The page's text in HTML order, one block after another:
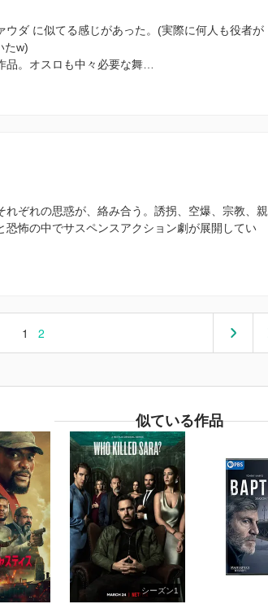
ダ に似てる感じがあった。(実際に何人も役者が
たw)
品。オスロも中々必要な舞…
れぞれの思惑が、絡み合う。誘拐、空爆、宗教、親
怖の中でサスペンスアクション劇が展開してい
1 2
似ている作品
シーズン1